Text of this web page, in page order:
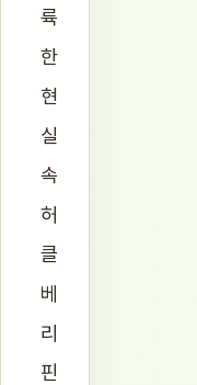
륙
한
현
실
속
허
클
베
리
핀